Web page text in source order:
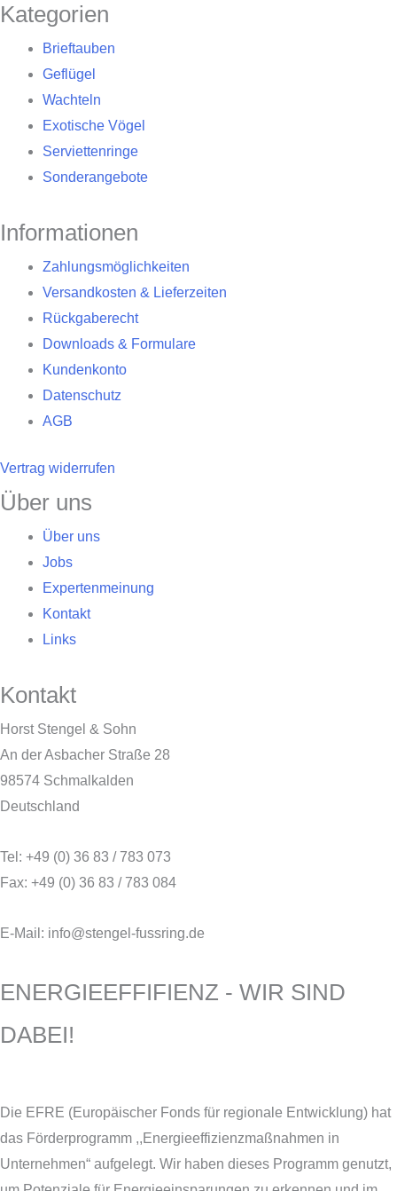
Kategorien
Brieftauben
Geflügel
Wachteln
Exotische Vögel
Serviettenringe
Sonderangebote
Informationen
Zahlungsmöglichkeiten
Versandkosten & Lieferzeiten
Rückgaberecht
Downloads & Formulare
Kundenkonto
Datenschutz
AGB
Vertrag widerrufen
Über uns
Über uns
Jobs
Expertenmeinung
Kontakt
Links
Kontakt
Horst Stengel & Sohn
An der Asbacher Straße 28
98574 Schmalkalden
Deutschland
Tel: +49 (0) 36 83 / 783 073
Fax: +49 (0) 36 83 / 783 084
E-Mail: info@stengel-fussring.de
ENERGIEEFFIFIENZ - WIR SIND
DABEI!
Die EFRE (Europäischer Fonds für regionale Entwicklung) hat
das Förderprogramm ,,Energieeffizienzmaßnahmen in
Unternehmen“ aufgelegt. Wir haben dieses Programm genutzt,